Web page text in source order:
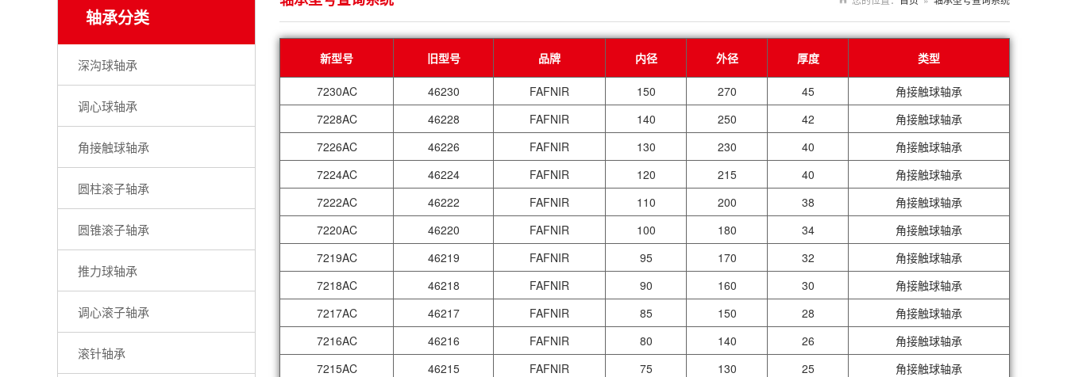
轴承分类
深沟球轴承
调心球轴承
角接触球轴承
圆柱滚子轴承
圆锥滚子轴承
推力球轴承
调心滚子轴承
滚针轴承
新型号 旧型号 品牌 内径 外径 厚度 类型
7230AC 46230 FAFNIR 150 270 45
角接触球轴承
7228AC
46228 FAFNIR 140 250 42
角接触球轴承
7226AC
46226 FAFNIR 130 230 40
角接触球轴承
7224AC
46224 FAFNIR 120 215 40
角接触球轴承
7222AC
46222 FAFNIR 110 200 38
角接触球轴承
7220AC
46220 FAFNIR 100 180 34
角接触球轴承
7219AC
46219 FAFNIR 95 170 32
角接触球轴承
7218AC
46218 FAFNIR 90 160 30
角接触球轴承
7217AC
46217 FAFNIR 85 150 28
角接触球轴承
7216AC
46216 FAFNIR 80 140 26
角接触球轴承
7215AC
46215 FAFNIR 75 130 25
角接触球轴承